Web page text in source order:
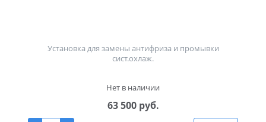
Установка для замены антифриза и промывки
сист.охлаж.
Нет в наличии
63 500 руб.